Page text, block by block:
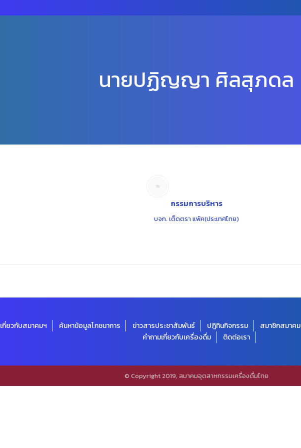
นายปฏิญญา ศิลสุภดล
กรรมการบริหาร
บจก. เต็ดตรา แพ้ค(ประเทศไทย)
เกี่ยวกับสมาคมฯ ค้นหาข้อมูลโภชนาการ ข่าวสารประชาสัมพันธ์ ปฎิทินกิจกรรม สมาชิกสมาคม
คำถามเกี่ยวกับเครื่องดื่ม
ติดต่อเรา
© Copyright 2019, สมาคมอุตสาหกรรมเครื่องดื่มไทย